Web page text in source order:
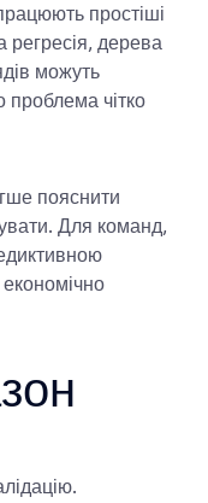
простіші
регресія, дерева
можуть
проблема чітко
пояснити
Для команд,